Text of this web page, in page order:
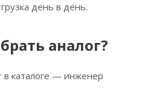
день в день.
аналог?
каталоге — инженер